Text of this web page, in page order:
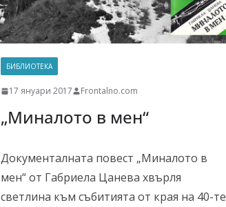
БИБЛИОТЕКА
17 януари 2017 Frontalno.com
„Миналото в мен“
Документалната повест „Миналото в
мен“ от Габриела Цанева хвърля
светлина към събитията от края на 40-те